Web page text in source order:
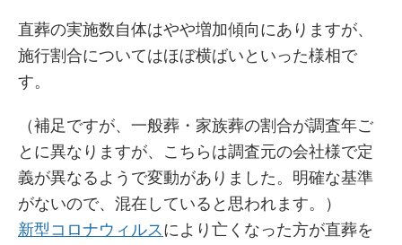
直葬の実施数自体はやや増加傾向にありますが、
施行割合についてはほぼ横ばいといった様相で
す。
（補足ですが、一般葬・家族葬の割合が調査年ご
とに異なりますが、こちらは調査元の会社様で定
義が異なるようで変動がありました。明確な基準
がないので、混在していると思われます。）
新型コロナウィルス により亡くなった方が直葬を